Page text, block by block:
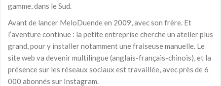
gamme, dans le Sud.
Avant de lancer MeloDuende en 2009, avec son frère. Et
l’aventure continue : la petite entreprise cherche un atelier plus
grand, pour y installer notamment une fraiseuse manuelle. Le
site web va devenir multilingue (anglais-français-chinois), et la
présence sur les réseaux sociaux est travaillée, avec près de 6
000 abonnés sur Instagram.